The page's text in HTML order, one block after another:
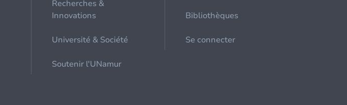
Recherches &
Innovations
Université & Société
Soutenir l'UNamur
Bibliothèques
Se connecter